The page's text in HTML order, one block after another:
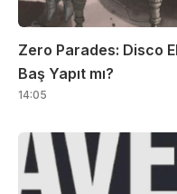
Zero Parades: Disco
Baş Yapıt mı?
14:05